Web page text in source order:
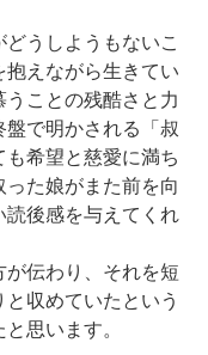
うしようもないこ
抱えながら生きてい
うことの残酷さと力
で明かされる「叔
希望と慈愛に満ち
た娘がまた前を向
読後感を与えてくれ
が伝わり、それを短
収めていたという
思います。